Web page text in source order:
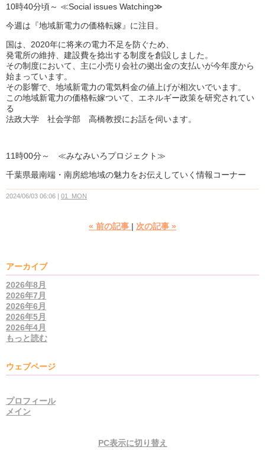
10時40分頃～ ≪Social issues Watching≫
今週は『地域新電力の価格転嫁』に注目。
国は、2020年に将来の電力不足を防ぐため、
発電所の維持、建設費を捻出する制度を創設しました。
その制度において、主に小売り会社の拠出金の支払いが今年度から
始まっています。
その影響で、地域新電力の電気料金の値上げが相次いでいます。
この地域新電力の価格転嫁ついて、エネルギー政策を研究されてい
る
法政大学 社会学部 高橋教授にお話を伺います。
11時00分～ ≪みなみいろプロジェクト≫
千葉県最南端・南房総地域の魅力をお伝えしていく情報コーナー
2024/06/03 06:06 01_MON
« 前の記事 次の記事 »
アーカイブ
2026年8月
2026年7月
2026年6月
2026年5月
2026年4月
もっと読む
ウェブページ
プロフィール
メイン
PC表示に切り替え